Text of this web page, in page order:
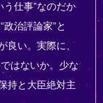
う仕事”なのだか
治評論家”と
良い。実際に、
はないか。少な
持と大臣絶対主